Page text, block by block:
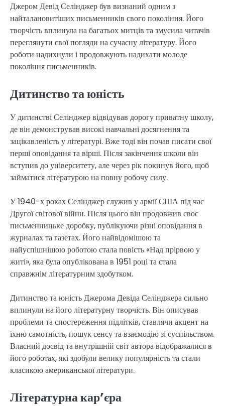
Джером Девід Селінджер був визнаний одним з
найталановитіших письменників свого покоління. Його
творчість вплинула на багатьох митців та змусила читачів
переглянути свої погляди на сучасну літературу. Його
роботи надихнули і продовжують надихати молоде
покоління письменників.
Дитинство та юність
У дитинстві Селінджер відвідував дорогу приватну школу,
де він демонстрував високі навчальні досягнення та
зацікавленість у літературі. Вже тоді він почав писати свої
перші оповідання та вірші. Після закінчення школи він
вступив до університету, але через рік покинув його, щоб
займатися літературою на повну робочу силу.
У 1940-х роках Селінджер служив у армії США під час
Другої світової війни. Після цього він продовжив своє
письменницьке доробку, публікуючи різні оповідання в
журналах та газетах. Його найвідомішою та
найуспішнішою роботою стала повість «Над прірвою у
житі», яка була опублікована в 1951 році та стала
справжнім літературним здобутком.
Дитинство та юність Джерома Девіда Селінджера сильно
вплинули на його літературну творчість. Він описував
проблеми та спостереження підлітків, ставлячи акцент на
їхню самотність, пошук сенсу та взаємодію зі суспільством.
Власний досвід та внутрішній світ автора відображалися в
його роботах, які здобули велику популярність та стали
класикою американської літератури.
Літературна кар’єра